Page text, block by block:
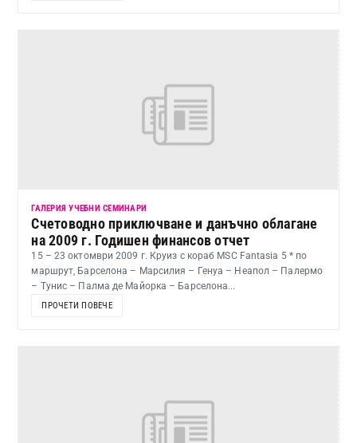
ГАЛЕРИЯ УЧЕБНИ СЕМИНАРИ
Счетоводно приключване и данъчно облагане
на 2009 г. Годишен финансов отчет
15 – 23 октомври 2009 г. Круиз с кораб MSC Fantasia 5 * по
маршрут, Барселона – Марсилия – Генуа – Неапол – Палермо
– Тунис – Палма де Майорка – Барселона...
ПРОЧЕТИ ПОВЕЧЕ